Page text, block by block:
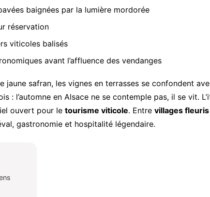
baignées par la lumière mordorée
réservation
viticoles balisés
avant l’affluence des vendanges
jaune safran, les vignes en terrasses se confondent
: l’automne en Alsace ne se contemple pas, il se vit.
ouvert pour le tourisme viticole. Entre villages fleuris
gastronomie et hospitalité légendaire.